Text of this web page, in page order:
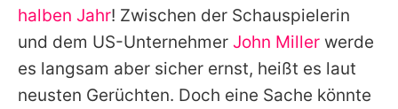
Utiq verwalten
halben Jahr! Zwischen der Schauspielerin
und dem US-Unternehmer John Miller werde
es langsam aber sicher ernst, heißt es laut
neusten Gerüchten. Doch eine Sache könnte